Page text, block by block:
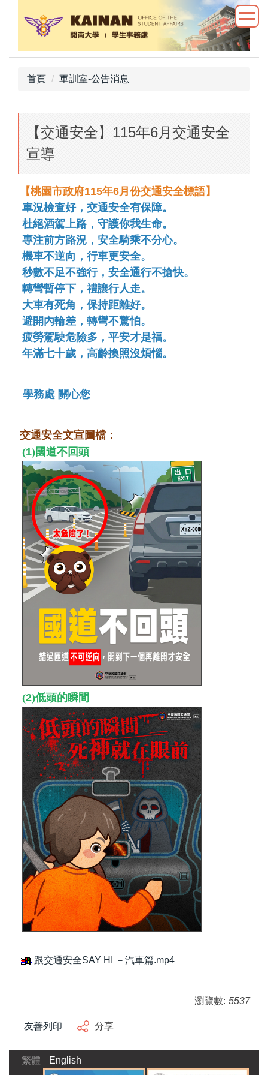
首頁 軍訓室-公告消息
【交通安全】115年6月交通安全
宣導
【桃園市政府115年6月份交通安全標語】
車況檢查好， 交通安全有保障。
杜絕酒駕上路， 守護你我生命。
專注前方路況 ， 安全騎乘不分心。
機車不逆向 ， 行車更安全。
秒數不足不強行， 安全通行不搶快。
轉彎暫停下 ， 禮讓行人走。
大車有死角 ， 保持距離好。
避開內輪差 ， 轉彎不驚怕。
疲勞駕駛危險多 ， 平安才是福。
年滿七十歲 ， 高齡換照沒煩惱。
學務處 關心您
交通安全文宣圖檔 ：
(1)國道不回頭
(2)低頭的瞬間
跟交通安全SAY HI －汽車篇.mp4
瀏覽數: 5537
友善列印 分享
繁體 English